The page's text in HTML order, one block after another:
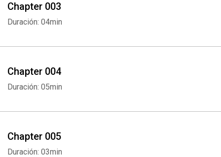
Chapter 003
Duración: 04min
Chapter 004
Duración: 05min
Chapter 005
Duración: 03min